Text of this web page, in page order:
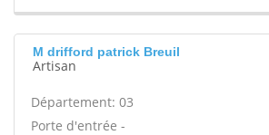
M drifford patrick Breuil
Artisan
Département: 03
Porte d'entrée -